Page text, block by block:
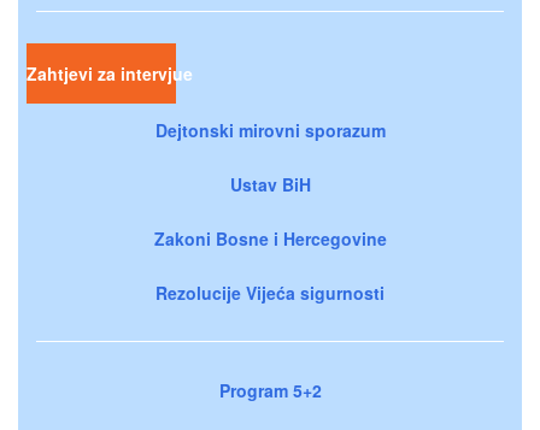
Zahtjevi za intervjue
Dejtonski mirovni sporazum
Ustav BiH
Zakoni Bosne i Hercegovine
Rezolucije Vijeća sigurnosti
Program 5+2